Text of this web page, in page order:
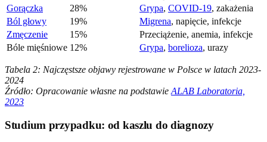
Gorączka
28% Grypa, COVID-19, zakażenia
Ból głowy
19% Migrena, napięcie, infekcje
Zmęczenie
15%
Przeciążenie, anemia, infekcje
Bóle mięśniowe 12% Grypa, borelioza, urazy
Tabela 2: Najczęstsze objawy rejestrowane w Polsce w latach 2023-
2024
Źródło: Opracowanie własne na podstawie ALAB Laboratoria,
2023
Studium przypadku: od kaszlu do diagnozy